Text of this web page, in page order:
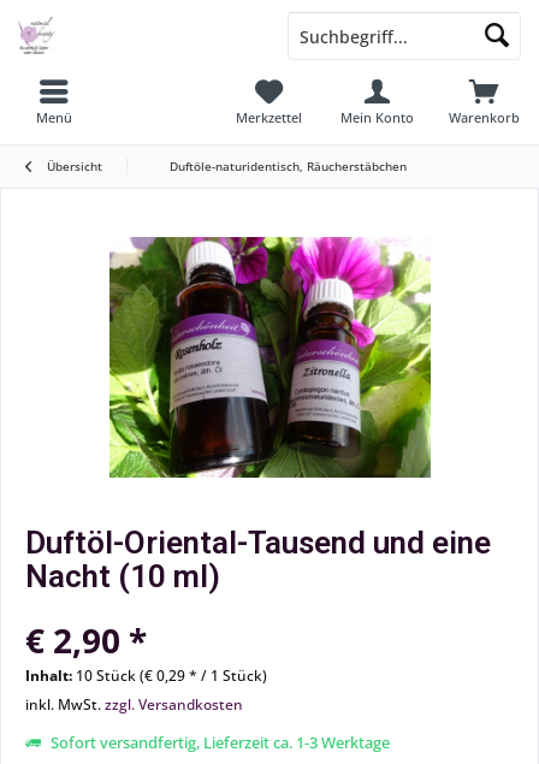
Menü Warenkorb
Merkzettel Mein Konto
Übersicht Duftöle-naturidentisch, Räucherstäbchen
Duftöl-Oriental-Tausend und eine
Nacht (10 ml)
€ 2,90 *
Inhalt: 10 Stück (€ 0,29 * / 1 Stück)
inkl. MwSt.zzgl. Versandkosten
Sofort versandfertig, Lieferzeit ca. 1-3 Werktage